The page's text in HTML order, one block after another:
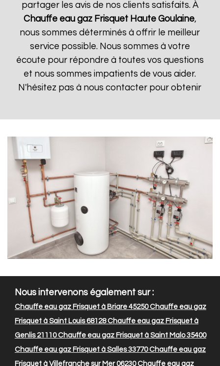
partager les avis de nos clients satisfaits. À
Chauffe eau gaz Frisquet Haute Goulaine,
nous sommes déterminés à offrir le meilleur
service possible. Nous sommes à votre
écoute pour répondre à toutes vos questions
et nous sommes impatients de vous aider.
N'hésitez pas à nous contacter pour obtenir
Nous intervenons également sur :
Chauffe eau gaz Frisquet à Briare 45250Chauffe eau gaz
Frisquet à Saint Louis 68128Chauffe eau gaz Frisquet à
Genlis 21110Chauffe eau gaz Frisquet à Saint Malo 35400
Chauffe eau gaz Frisquet à Salles 33770Chauffe eau gaz
Frisquet à Villefranche sur Mer 06230Chauffe eau gaz